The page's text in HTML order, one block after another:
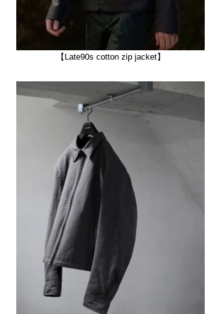
【Late90s cotton zip jacket】